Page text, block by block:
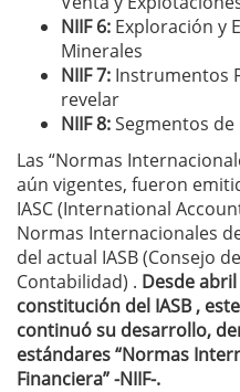
NIIF 6: Exploración y
Minerales
NIIF 7: Instrumentos
revelar
NIIF 8:Segmentos
Las “Normas
aún vigentes, fueron
IASC (International
Normas Internacionales
del actual IASB (Consejo
Contabilidad) . Desde
constitución del IASB ,
continuó su desarrollo,
estándares “Normas
Financiera” -NIIF-.